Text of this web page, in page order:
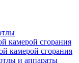
камерой сгорания
камерой сгорания
и аппараты